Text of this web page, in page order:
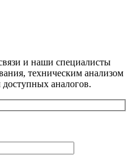
и наши специалисты
техническим анализом
аналогов.